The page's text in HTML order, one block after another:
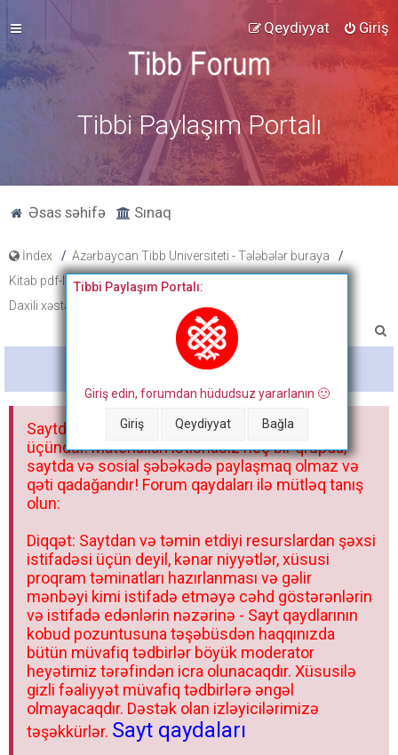
Giriş
Qeydiyyat
Tibbi Paylaşım Portalı
Əsas səhifə Sınaq
İndex
Azərbaycan Tibb Universiteti - Tələbələr buraya
Kitab pdf-ləri, tibbi fənlər üzrə slayd və paylaşımlar
Daxili xəstəliklər
a
Bitdi
Tibbi Paylaşım Portalı:
Giriş edin, forumdan hüdudsuz yararlanın 🙂
Giriş Qeydiyyat Bağla
Saytdakı materiallar yalnız fərdi istifadəniz
üçündür. Materialları istisnasız heç bir qrupda,
saytda və sosial şəbəkədə paylaşmaq olmaz və
qəti qadağandır! Forum qaydaları ilə mütləq tanış
olun:
Diqqət: Saytdan və təmin etdiyi resurslardan şəxsi
istifadəsi üçün deyil, kənar niyyətlər, xüsusi
proqram təminatları hazırlanması və gəlir
mənbəyi kimi istifadə etməyə cəhd göstərənlərin
və istifadə edənlərin nəzərinə - Sayt qaydlarının
kobud pozuntusuna təşəbüsdən haqqınızda
bütün müvafiq tədbirlər böyük moderator
heyətimiz tərəfindən icra olunacaqdır. Xüsusilə
gizli fəaliyyət müvafiq tədbirlərə əngəl
olmayacaqdır. Dəstək olan izləyicilərimizə
təşəkkürlər. Sayt qaydaları